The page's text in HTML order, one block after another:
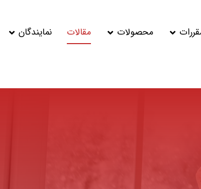
محصولات مقالات
نمایندگان